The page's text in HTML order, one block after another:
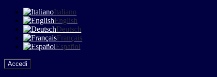
Italiano
English
Deutsch
Français
Español
Accedi